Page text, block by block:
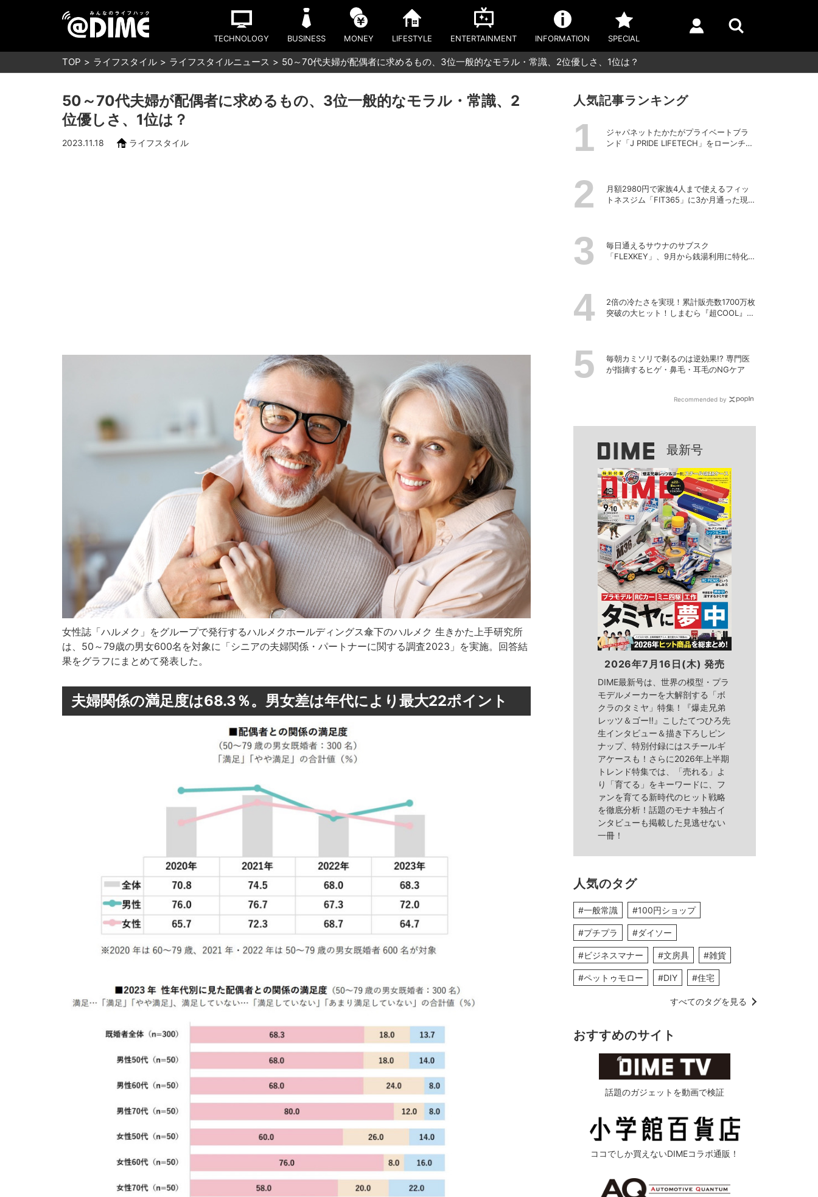
TECHNOLOGY BUSINESS MONEY LIFESTYLE ENTERTAINMENT INFORMATION SPECIAL
TOP ライフスタイル ライフスタイルニュース 50～70代夫婦が配偶者に求めるもの、3位一般的なモラル・常識、2位優しさ、1位は？
50～70代夫婦が配偶者に求めるもの、3位一般的なモラル・常識、2
位優しさ、1位は？
2023.11.18 ライフスタイル
女性誌「ハルメク」をグループで発行するハルメクホールディングス傘下のハルメク 生きかた上手研究所
は、50～79歳の男女600名を対象に「シニアの夫婦関係・パートナーに関する調査2023」を実施。回答結
果をグラフにまとめて発表した。
夫婦関係の満足度は68.3％。男女差は年代により最大22ポイント
人気記事ランキング
ジャパネットたかたがプライベートブラ
ンド「J PRIDE LIFETECH」をローンチ、
月額2980円で家族4人まで使えるフィッ
トネスジム「FIT365」に3か月通った現在
毎日通えるサウナのサブスク
「FLEXKEY」、9月から銭湯利用に特化し
2倍の冷たさを実現！累計販売数1700万枚
突破の大ヒット！しまむら『超COOL』シ
毎朝カミソリで剃るのは逆効果!? 専門医
が指摘するヒゲ・鼻毛・耳毛のNGケア
Recommended by
最新号
2026年7月16日(木) 発売
DIME最新号は、世界の模型・プラ
モデルメーカーを大解剖する「ボ
クラのタミヤ」特集！『爆走兄弟
レッツ＆ゴー!!』こしたてつひろ先
生インタビュー＆描き下ろしピン
ナップ、特別付録にはスチールギ
アケースも！さらに2026年上半期
トレンド特集では、「売れる」よ
り「育てる」をキーワードに、フ
ァンを育てる新時代のヒット戦略
を徹底分析！話題のモナキ独占イ
ンタビューも掲載した見逃せない
一冊！
人気のタグ
#一般常識 #100円ショップ
#プチプラ #ダイソー
#ビジネスマナー #文房具 #雑貨
#ペットゥモロー #DIY #住宅
すべてのタグを見る
おすすめのサイト
話題のガジェットを動画で検証
ココでしか買えないDIMEコラボ通販！